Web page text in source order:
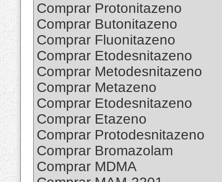
Comprar Protonitazeno
Comprar Butonitazeno
Comprar Fluonitazeno
Comprar Etodesnitazeno
Comprar Metodesnitazeno
Comprar Metazeno
Comprar Etodesnitazeno
Comprar Etazeno
Comprar Protodesnitazeno
Comprar Bromazolam
Comprar MDMA